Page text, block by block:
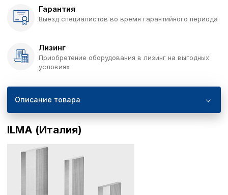
Гарантия
Выезд специалистов во время гарантийного периода
Лизинг
Приобретение оборудования в лизинг на выгодных
условиях
Описание товара
ILMA (Италия)